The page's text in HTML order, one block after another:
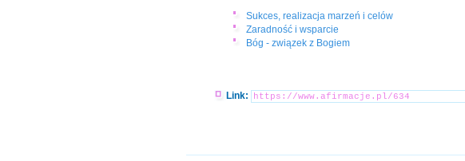
Sukces, realizacja marzeń i celów
Zaradność i wsparcie
Bóg - związek z Bogiem
Link: